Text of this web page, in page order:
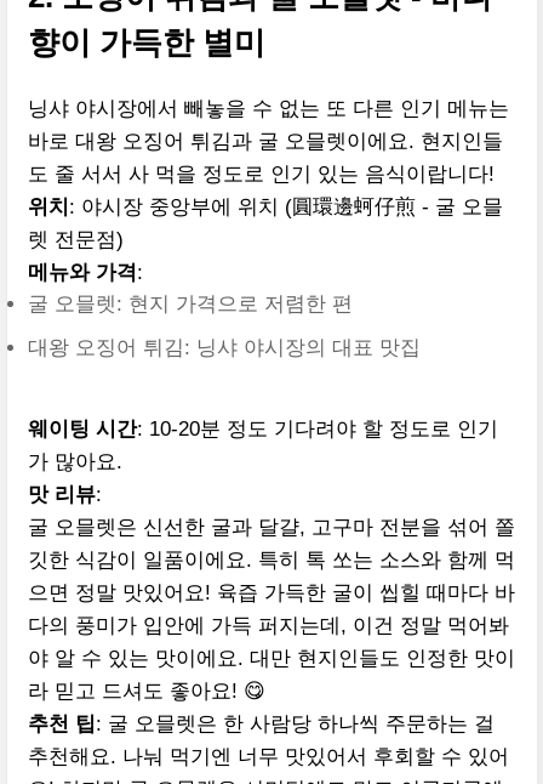
향이 가득한 별미
닝샤 야시장에서 빼놓을 수 없는 또 다른 인기 메뉴는
바로 대왕 오징어 튀김과 굴 오믈렛이에요. 현지인들
도 줄 서서 사 먹을 정도로 인기 있는 음식이랍니다!
위치 : 야시장 중앙부에 위치 (圓環邊蚵仔煎 - 굴 오믈
렛 전문점)
메뉴와 가격:
굴 오믈렛: 현지 가격으로 저렴한 편
대왕 오징어 튀김: 닝샤 야시장의 대표 맛집
웨이팅 시간: 10-20분 정도 기다려야 할 정도로 인기
가 많아요.
맛 리뷰:
굴 오믈렛은 신선한 굴과 달걀, 고구마 전분을 섞어 쫄
깃한 식감이 일품이에요. 특히 톡 쏘는 소스와 함께 먹
으면 정말 맛있어요! 육즙 가득한 굴이 씹힐 때마다 바
다의 풍미가 입안에 가득 퍼지는데, 이건 정말 먹어봐
야 알 수 있는 맛이에요. 대만 현지인들도 인정한 맛이
라 믿고 드셔도 좋아요! 😋
추천 팁: 굴 오믈렛은 한 사람당 하나씩 주문하는 걸
추천해요. 나눠 먹기엔 너무 맛있어서 후회할 수 있어